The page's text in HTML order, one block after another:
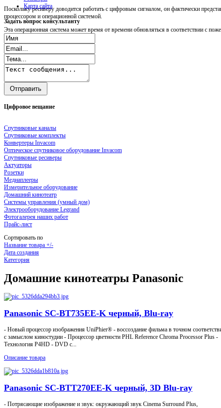
Поскольку ресиверу доводится работать с цифровым сигналом, он фактически
процессором и операционной системой.
Эта операционная система может время от времени обновляться в соответствии с
Карта сайта
Задать вопрос консультанту
Цифровое вещание
Спутниковые каналы
Спутниковые комплекты
Конвертеры Invacom
Оптическое спутниковое оборудование Invacom
Спутниковые ресиверы
Актуаторы
Розетки
Медиаплееры
Измерительное оборудование
Домашний кинотеатр
Системы управления (умный дом)
Электрооборудование Legrand
Фотогалерея наших работ
Прайс-лист
Сортировать по
Название товара +/-
Дата создания
Категория
Домашние кинотеатры Panasonic
Panasonic SC-BT735EE-K черный, Blu-ray
- Новый процессор изображения UniPhier® - воссоздание фильма в точном
с замыслом киностудии - Процессор цветности PHL Reference Chroma Processor Plus -
Технология P4HD - DVD с...
Описание товара
Panasonic SC-BTT270EE-K черный, 3D Blu-ray
- Потрясающие изображение и звук: окружающий звук Cinema Surround Plus,